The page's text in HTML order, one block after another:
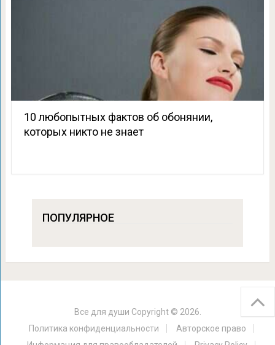
10 любопытных фактов об обонянии,
которых никто не знает
ПОПУЛЯРНОЕ
Все для души Copyright © 2026.
Политика конфиденциальности
Авторское право